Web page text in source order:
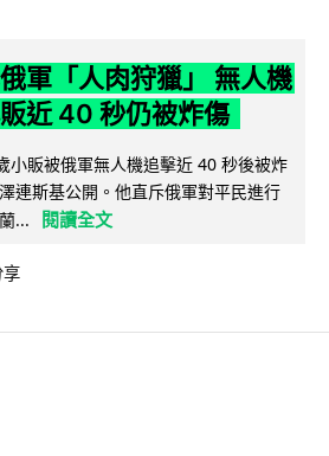
軍「人肉狩獵」 無人機
近 40 秒仍被炸傷
小販被俄軍無人機追擊近 40 秒後被炸
連斯基公開。他直斥俄軍對平民進行
...
閱讀全文